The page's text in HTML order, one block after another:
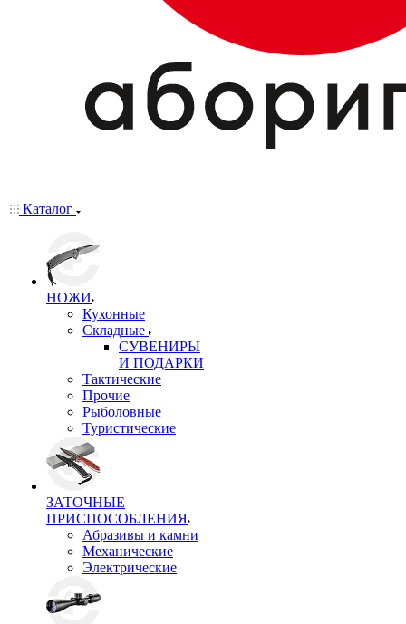
Каталог
НОЖИ
Кухонные
Складные
СУВЕНИРЫ
И ПОДАРКИ
Тактические
Прочие
Рыболовные
Туристические
ЗАТОЧНЫЕ
ПРИСПОСОБЛЕНИЯ
Абразивы и камни
Механические
Электрические